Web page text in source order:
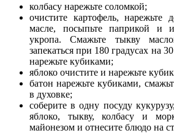
колбасу нарежьте соломкой;
очистите картофель, нарежьте
масле, посыпьте паприкой и
укропа. Смажьте тыкву
запекаться при 180 градусах на
нарежьте кубиками;
яблоко очистите и нарежьте
батон нарежьте кубиками,
в духовке;
соберите в одну посуду
яблоко, тыкву, колбасу и
майонезом и отнесите блюдо на